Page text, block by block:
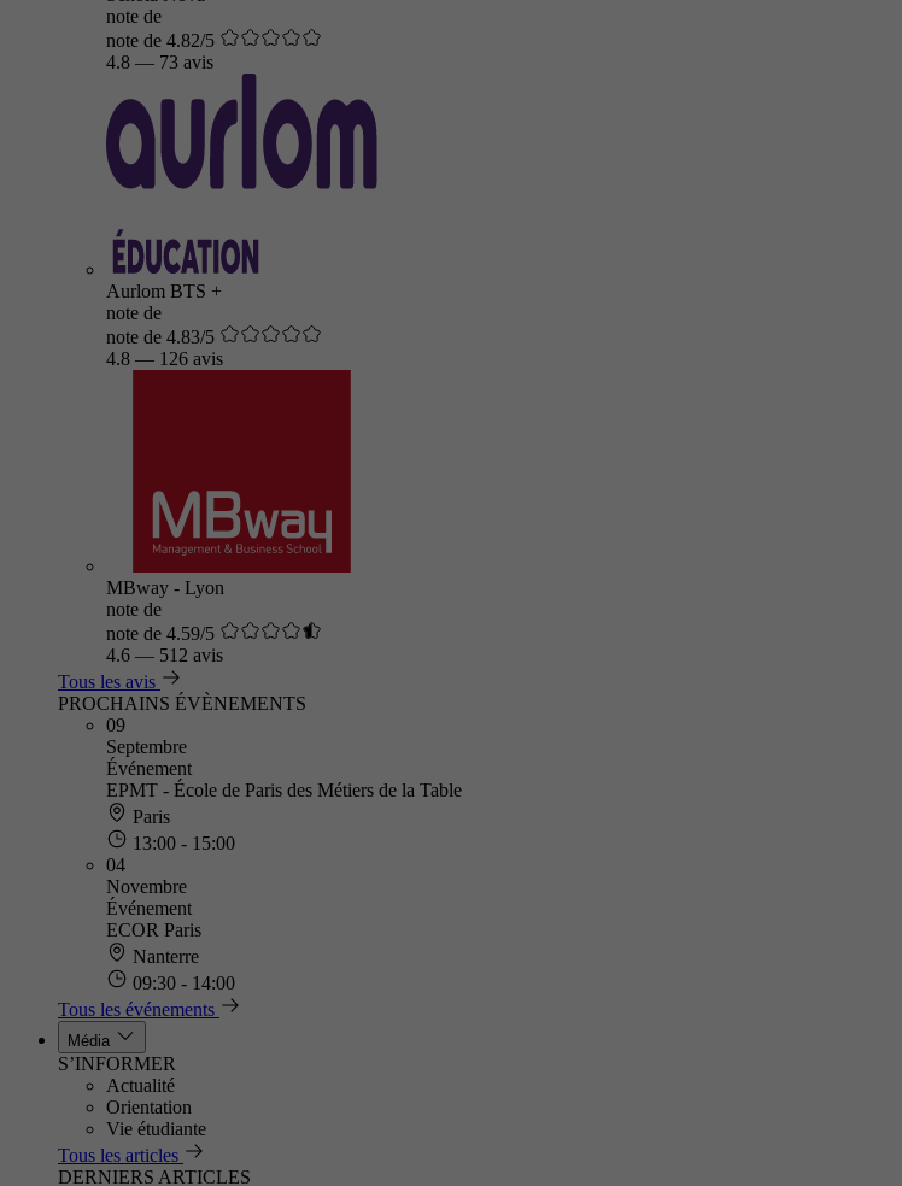
note de
note de 4.82/5
4.8 — 73 avis
Aurlom BTS +
note de
note de 4.83/5
4.8 — 126 avis
MBway - Lyon
note de
note de 4.59/5
4.6 — 512 avis
Tous les avis
PROCHAINS ÉVÈNEMENTS
09
Septembre
Événement
EPMT - École de Paris des Métiers de la Table
Paris
13:00 - 15:00
04
Novembre
Événement
ECOR Paris
Nanterre
09:30 - 14:00
Tous les événements
Média
S’INFORMER
Actualité
Orientation
Vie étudiante
Tous les articles
DERNIERS ARTICLES